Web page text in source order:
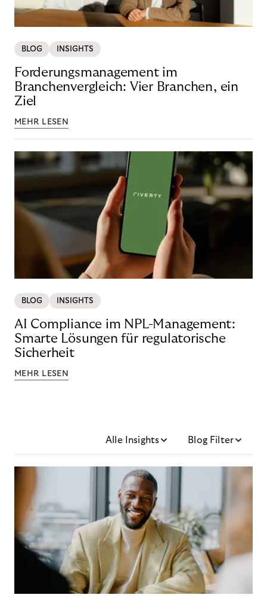
BLOG INSIGHTS
Forderungsmanagement im
Branchenvergleich: Vier Branchen, ein
Ziel
MEHR LESEN
BLOG INSIGHTS
AI Compliance im NPL-Management:
Smarte Lösungen für regulatorische
Sicherheit
MEHR LESEN
Alle Insights Blog Filter